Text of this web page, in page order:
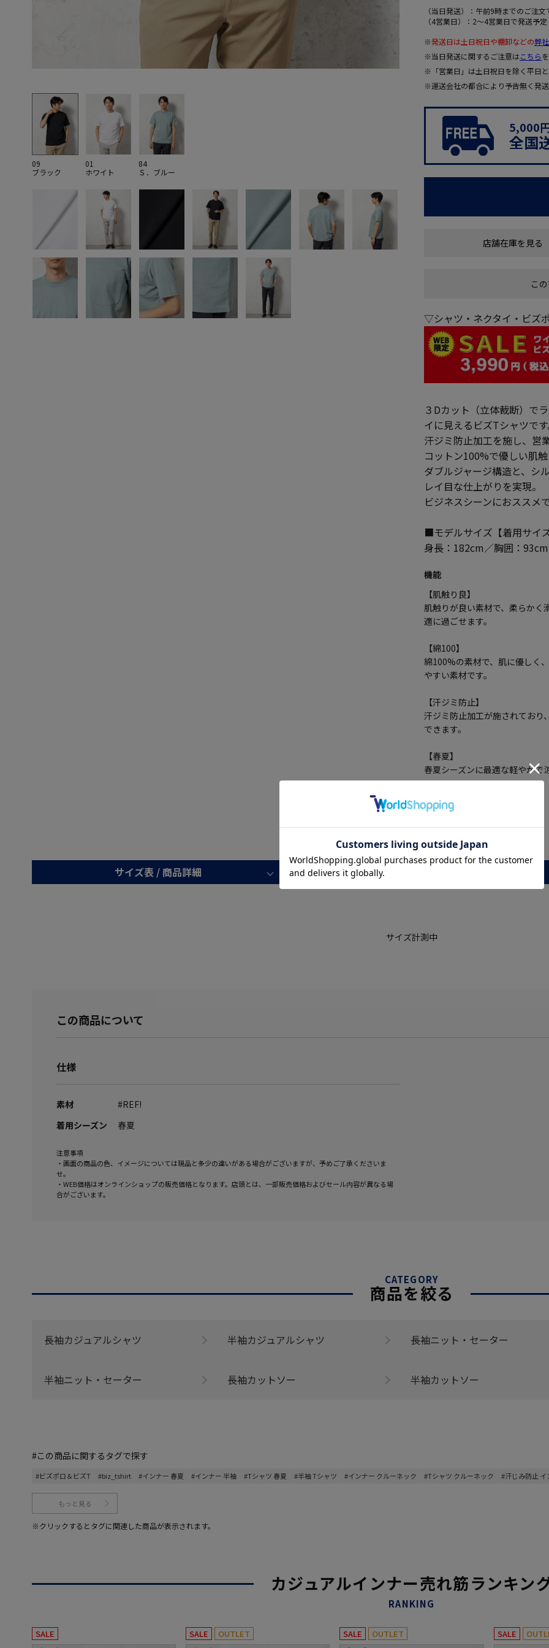
09
ブラック
01
ホワイト
84
Ｓ．ブルー
（当日発送）：午前9時までのご注
（4営業日）：2～4営業日で発送予定
※発送日は土日祝日や棚卸などの弊
※当日発送に関するご注意はこちら
※「営業日」は土日祝日を除く平日
※運送会社の都合により予告無く発
5,000
全国
店舗在庫を見る
こ
▽シャツ・ネクタイ・ビズ
３Dカット（立体裁断）で
イに見えるビズTシャツです
汗ジミ防止加工を施し、営
コットン100%で優しい肌
ダブルジャージ構造と、シ
レイ目な仕上がりを実現。
ビジネスシーンにおススメで
■モデルサイズ【着用サイズ
身長：182cm／胸囲：
機能
【肌触り良】
肌触りが良い素材で、柔らかく
適に過ごせます。
【綿100】
綿100%の素材で、肌に優しく
やすい素材です。
【汗ジミ防止】
汗ジミ防止加工が施されており
できます。
【春夏】
春夏シーズンに最適な軽やかで
サイズ表 / 商品詳細
サイズ計測中
この商品について
仕様
素材
#REF!
着用シーズン
春夏
注意事項
・画面の商品の色、イメージについては現品と多少の違いがある場合がございますが、予めご了承くださいま
せ。
・WEB価格はオンラインショップの販売価格となります。店頭とは、一部販売価格およびセール内容が異なる場
合がございます。
CATEGORY
商品を絞る
長袖カジュアルシャツ 半袖カジュアルシャツ 長袖ニット・セーター
半袖ニット・セーター 長袖カットソー 半袖カットソー
#この商品に関するタグで探す
#ビズポロ＆ビズT #biz_tshirt #インナー 春夏 #インナー 半袖 #Tシャツ 春夏 #半袖 Tシャツ #インナー クルーネック #Tシャツ クルーネック #汗じみ防止 イ
もっと見る
※クリックするとタグに関連した商品が表示されます。
カジュアルインナー売れ筋ランキン
RANKING
SALE SALE OUTLET SALE OUTLET SALE